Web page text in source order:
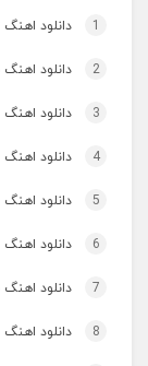
1 دانلود اهنگ تاپ و
2 دانلود اهنگ برنو
3 دانلود
4 دانلود
5 دانلود اهنگ
6 دانلود اهنگ
7 دانلود
8 دانلود اهنگ